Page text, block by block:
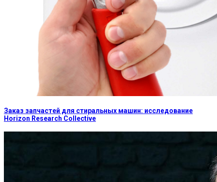
Заказ запчастей для стиральных машин: исследование
Horizon Research Collective